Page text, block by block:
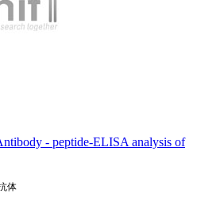
- peptide-ELISA analysis of
体